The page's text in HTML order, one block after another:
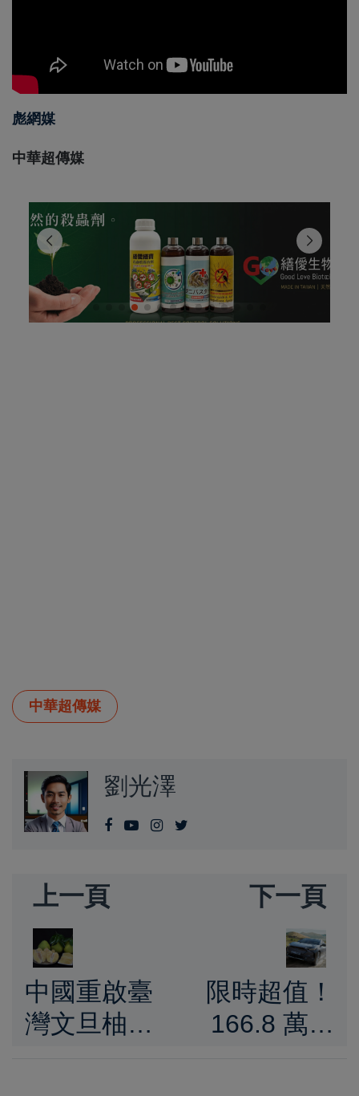
彪網媒
中華超傳媒
中華超傳媒
劉光澤
上一頁
中國重啟臺
灣文旦柚輸
下一頁
限時超值！
166.8 萬開